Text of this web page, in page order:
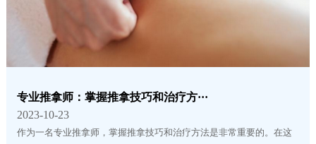
专业推拿师：掌握推拿技巧和治疗方···
2023-10-23
作为一名专业推拿师，掌握推拿技巧和治疗方法是非常重要的。在这